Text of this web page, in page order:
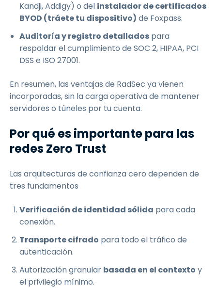
Kandji, Addigy) o del instalador de certificados
BYOD (tráete tu dispositivo) de Foxpass.
Auditoría y registro detallados para
respaldar el cumplimiento de SOC 2, HIPAA, PCI
DSS e ISO 27001.
En resumen, las ventajas de RadSec ya vienen
incorporadas, sin la carga operativa de mantener
servidores o túneles por tu cuenta.
Por qué es importante para las
redes Zero Trust
Las arquitecturas de confianza cero dependen de
tres fundamentos
Verificación de identidad sólida para cada
conexión.
Transporte cifrado para todo el tráfico de
autenticación.
Autorización granular basada en el contexto y
el privilegio mínimo.